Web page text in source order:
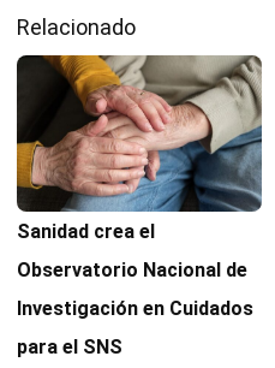
Relacionado
Sanidad crea el
Observatorio Nacional de
Investigación en Cuidados
para el SNS